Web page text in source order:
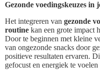
Gezonde voedingskeuzes
Het integreren van gezonde
routine kan een grote impact
Door te beginnen met kleine
van ongezonde snacks door
positieve resultaten ervaren.
gefocust en energiek te